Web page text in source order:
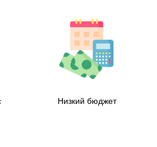
Низкий бюджет